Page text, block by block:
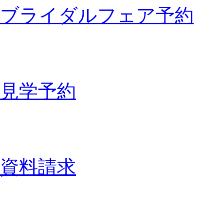
ブライダルフェア予約
見学予約
資料請求